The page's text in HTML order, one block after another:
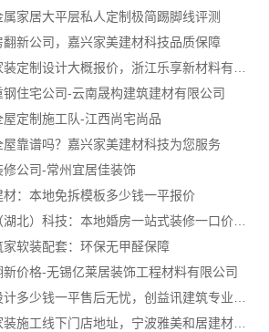
属家居大平层私人定制极简踢脚线评测
翻新公司，嘉兴家美建材科技品质保障
钢住宅公司-云南晟构建筑建材有限公司
定制施工队-江西尚宅尚品
屋靠谱吗？嘉兴家美建材科技为您服务
修公司-常州宜居佳装饰
材：本地免拆模板多少钱一平报价
同城快装（湖北）科技：本地婚房一站式装修一口价工期保障
家软装配套：环保无甲醛保障
新价格-无锡亿莱居装饰工程材料有限公司
宁波海曙家装施工线下门店地址，宁波雅美和居建材科技